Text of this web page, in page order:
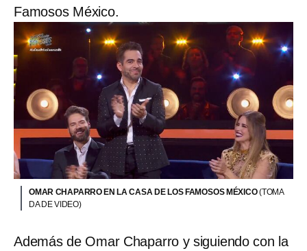
Famosos México.
OMAR CHAPARRO EN LA CASA DE LOS FAMOSOS MÉXICO(TOMA
DA DE VIDEO)
Además de Omar Chaparro y siguiendo con la